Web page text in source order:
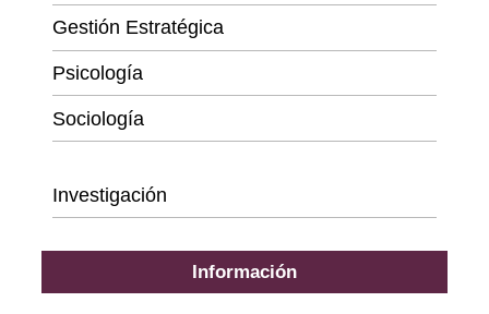
Gestión Estratégica
Psicología
Sociología
Investigación
Información